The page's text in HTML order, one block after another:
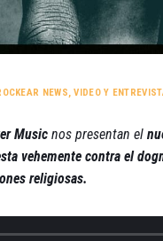
NEWS,VIDEO Y
Music nos presentan el
vehemente contra el
religiosas.